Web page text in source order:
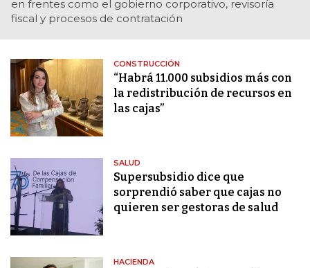
en frentes como el gobierno corporativo, revisoría
fiscal y procesos de contratación
CONSTRUCCIÓN
“Habrá 11.000 subsidios más con
la redistribución de recursos en
las cajas”
SALUD
Supersubsidio dice que
sorprendió saber que cajas no
quieren ser gestoras de salud
HACIENDA